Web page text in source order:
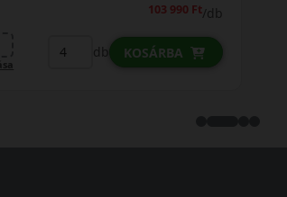
103 990 Ft/db
db KOSÁRBA